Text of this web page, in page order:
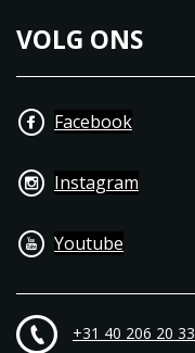
VOLG ONS
Facebook
Instagram
Youtube
+31 40 206 20 33